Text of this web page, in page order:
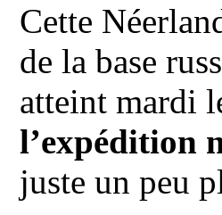
Cette
de la base
atteint mardi
l’expédition
juste un peu